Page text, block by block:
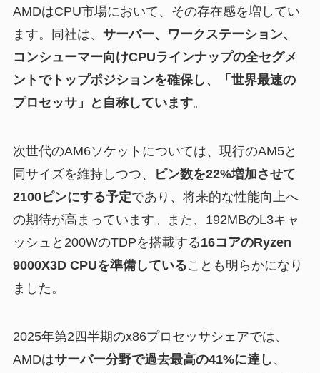
AMDはCPU市場において、その存在感を増してい
ます。同社は、 サーバー、ワークステーション、
コンシューマー向けCPUラインナップの全セグメ
ントでトップポジションを確保し、「世界最速の
プロセッサ」と自称しています。
次世代のAM6ソケットについては、現行のAM5と
同サイズを維持しつつ、
ピン数を22%増加させて
2100ピンにする予定であり、将来的な性能向上へ
の期待が高まっています。また、192MBのL3キャ
ッシュと200WのTDPを搭載する16コアのRyzen
9000X3D CPUを準備していることも明らかになり
ました。
2025年第2四半期のx86プロセッサシェアでは、
AMDはサーバー分野で過去最高の41%に達し 、